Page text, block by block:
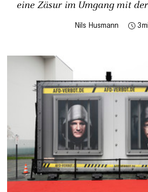
eine Zäsur im Umgang mit
Nils Husmann 3